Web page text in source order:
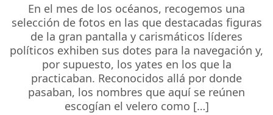
En el mes de los océanos, recogemos una
selección de fotos en las que destacadas figuras
de la gran pantalla y carismáticos líderes
políticos exhiben sus dotes para la navegación y,
por supuesto, los yates en los que la
practicaban. Reconocidos allá por donde
pasaban, los nombres que aquí se reúnen
escogían el velero como […]